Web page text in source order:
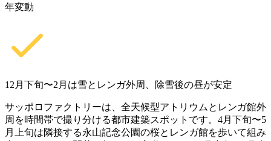
年変動
12月下旬〜2月は雪とレンガ外周、除雪後の昼が安定
サッポロファクトリーは、全天候型アトリウムとレンガ館外
周を時間帯で撮り分ける都市建築スポットです。4月下旬〜5
月上旬は隣接する永山記念公園の桜とレンガ館を歩いて組み